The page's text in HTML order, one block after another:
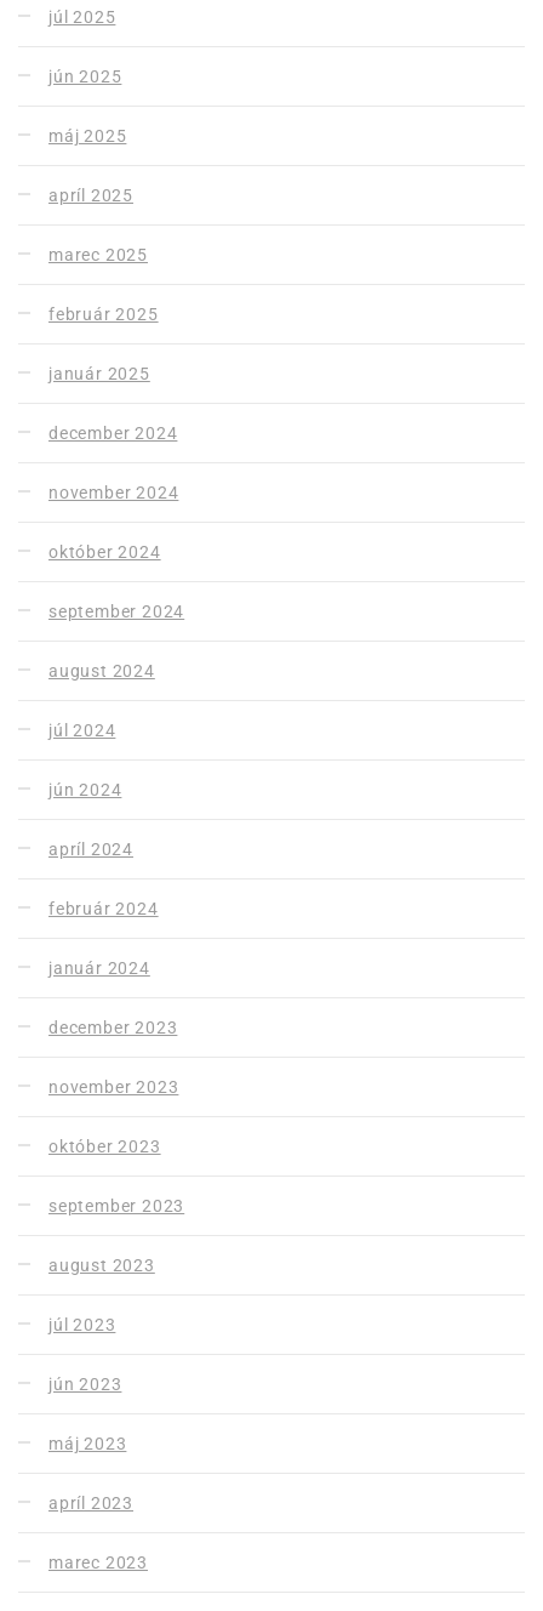
júl 2025
jún 2025
máj 2025
apríl 2025
marec 2025
február 2025
január 2025
december 2024
november 2024
október 2024
september 2024
august 2024
júl 2024
jún 2024
apríl 2024
február 2024
január 2024
december 2023
november 2023
október 2023
september 2023
august 2023
júl 2023
jún 2023
máj 2023
apríl 2023
marec 2023